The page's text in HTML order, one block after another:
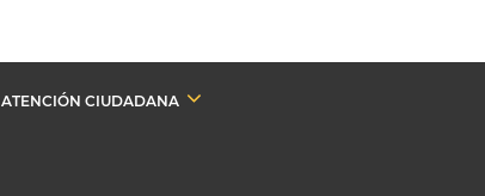
ATENCIÓN CIUDADANA